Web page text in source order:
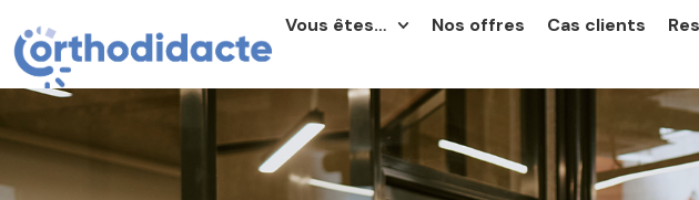
Vous êtes… Nos offres Cas clients